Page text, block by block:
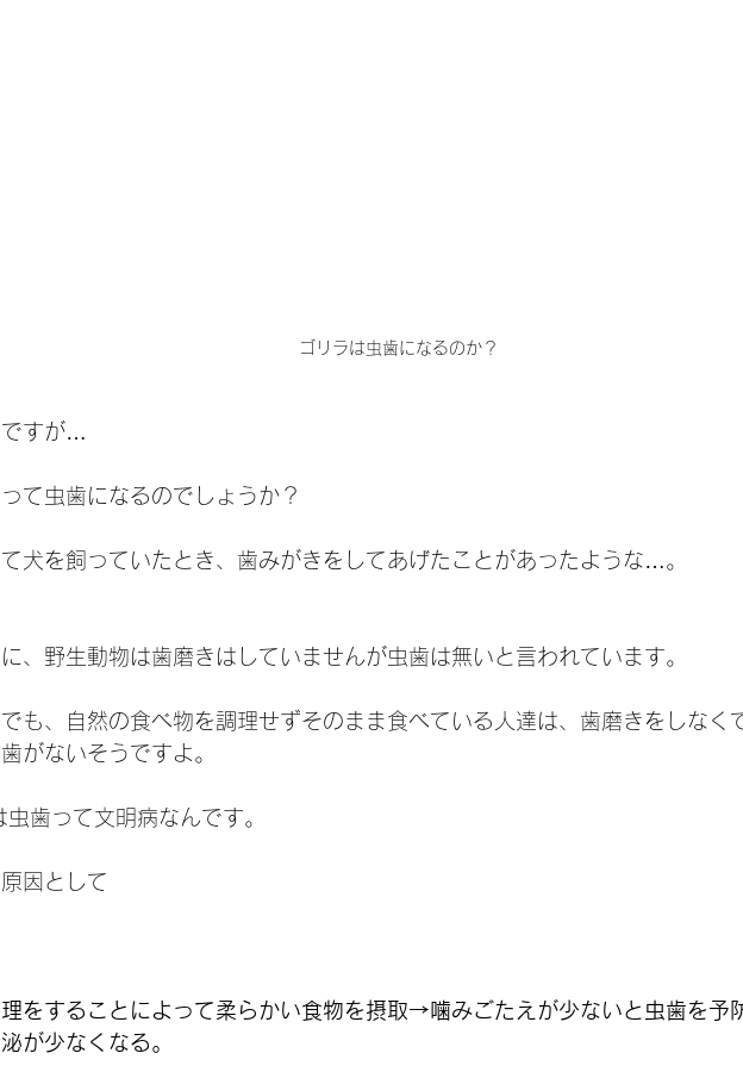
ゴリラは虫歯になるのか？
すが…
て虫歯になるのでしょうか？
犬を飼っていたとき、歯みがきをしてあげたことがあったような…。
、野生動物は歯磨きはしていませんが虫歯は無いと言われています。
でも、自然の食べ物を調理せずそのまま食べている人達は、歯磨きをしなく
歯がないそうですよ。
虫歯って文明病なんです。
因として
をすることによって柔らかい食物を摂取→噛みごたえが少ないと虫歯を予
が少なくなる。